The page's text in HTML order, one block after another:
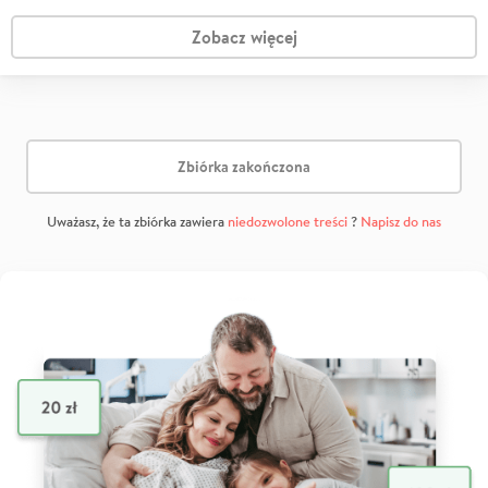
Zobacz więcej
Zbiórka zakończona
Uważasz, że ta zbiórka zawiera niedozwolone treści? Napisz do nas